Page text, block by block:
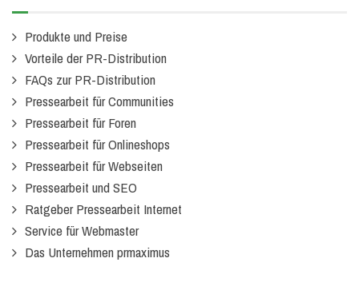
Produkte und Preise
Vorteile der PR-Distribution
FAQs zur PR-Distribution
Pressearbeit für Communities
Pressearbeit für Foren
Pressearbeit für Onlineshops
Pressearbeit für Webseiten
Pressearbeit und SEO
Ratgeber Pressearbeit Internet
Service für Webmaster
Das Unternehmen prmaximus